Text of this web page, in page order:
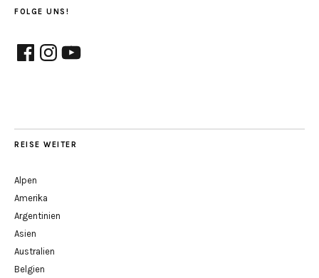
FOLGE UNS!
FacebookInstagram
YouTube
REISE WEITER
Alpen
Amerika
Argentinien
Asien
Australien
Belgien